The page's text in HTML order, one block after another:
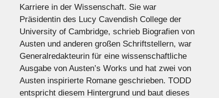
Karriere in der Wissenschaft. Sie war
Präsidentin des Lucy Cavendish College der
University of Cambridge, schrieb Biografien von
Austen und anderen großen Schriftstellern, war
Generalredakteurin für eine wissenschaftliche
Ausgabe von Austen’s Works und hat zwei von
Austen inspirierte Romane geschrieben. TODD ​​
entspricht diesem Hintergrund und baut dieses